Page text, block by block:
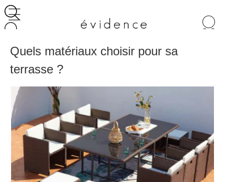
Quels matériaux choisir pour sa
terrasse ?